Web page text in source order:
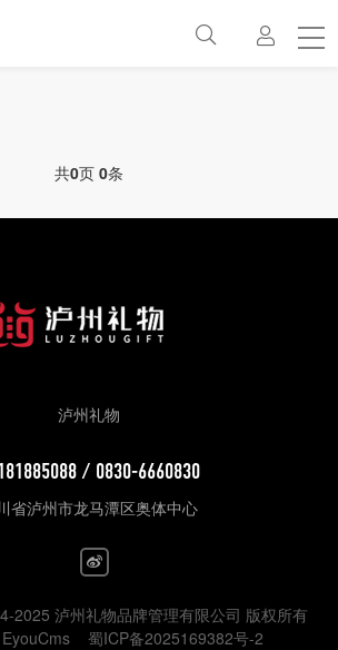
百科
共0页 0条
泸州礼物
/ 0830-6660830
省泸州市龙马潭区奥体中心
2025 泸州礼物品牌管理有限公司 版权所有
蜀ICP备2025169382号-2